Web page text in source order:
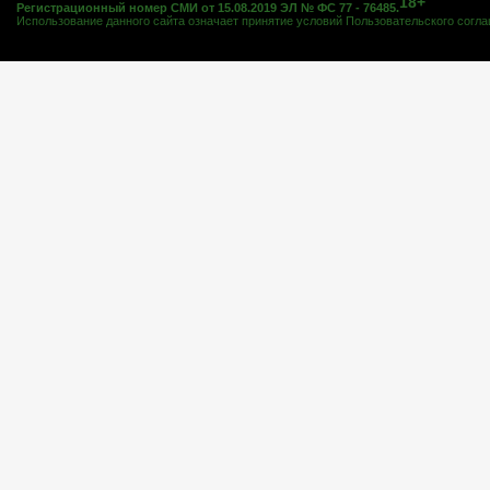
Регистрационный номер СМИ от 15.08.2019 ЭЛ № ФС 77 - 76485.
Использование данного сайта означает принятие условий Пользовательского